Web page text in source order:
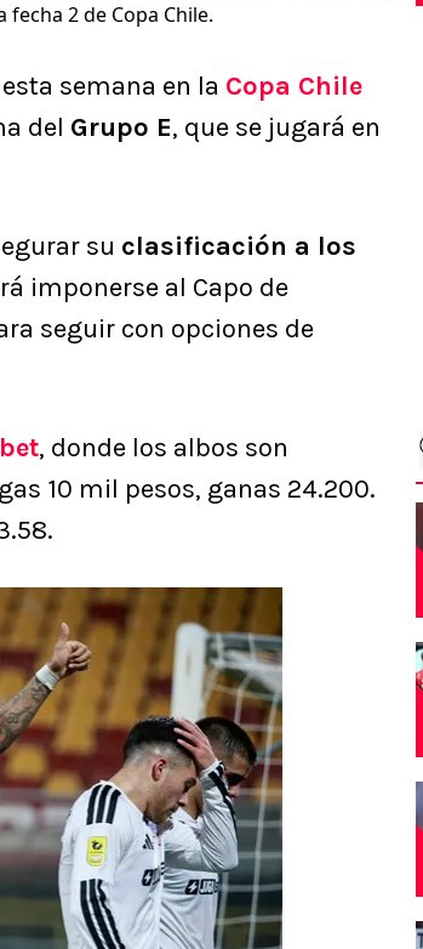
2 de Copa Chile.
semana en la Copa Chile
del Grupo E, que se jugará en
su clasificación a los
imponerse al Capo de
seguir con opciones de
, donde los albos son
10 mil pesos, ganas 24.200.